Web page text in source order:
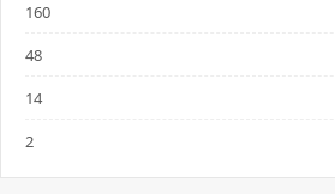
160
48
14
2